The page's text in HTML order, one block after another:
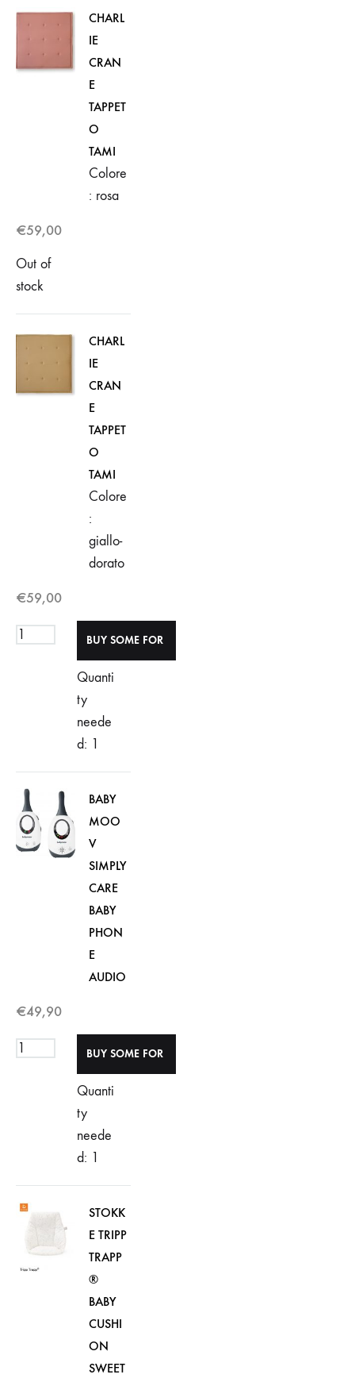
CHARL
IE
CRAN
E
TAPPET
O
TAMI
Colore
: rosa
€59,00
Out of
stock
CHARL
IE
CRAN
E
TAPPET
O
TAMI
Colore
:
giallo-
dorato
€59,00
Quanti
ty
neede
d: 1
BABY
MOO
V
SIMPLY
CARE
BABY
PHON
E
AUDIO
€49,90
Quanti
ty
neede
d: 1
STOKK
E TRIPP
TRAPP
®
BABY
CUSHI
ON
SWEET